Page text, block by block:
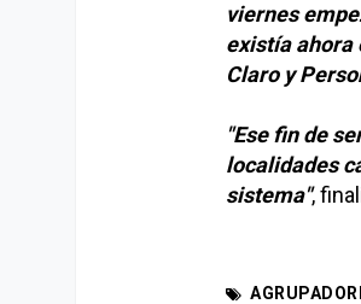
viernes
existía ahora
Claro y
"Ese fin de
localidades
sistema",